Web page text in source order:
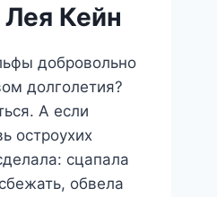
Кейн
добровольно
долголетия?
А если
остроухих
сцапала
обвела